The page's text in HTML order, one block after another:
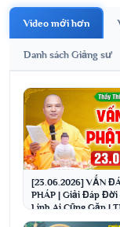
Video mới hơn
Danh sách Giảng sư
[23.06.2026] VẤN
PHÁP | Giải Đáp Đời
Linh Ai Cũng Gặp |
Đạo Thịnh